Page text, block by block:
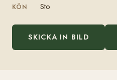
KÖN Sto
SKICKA IN BILD